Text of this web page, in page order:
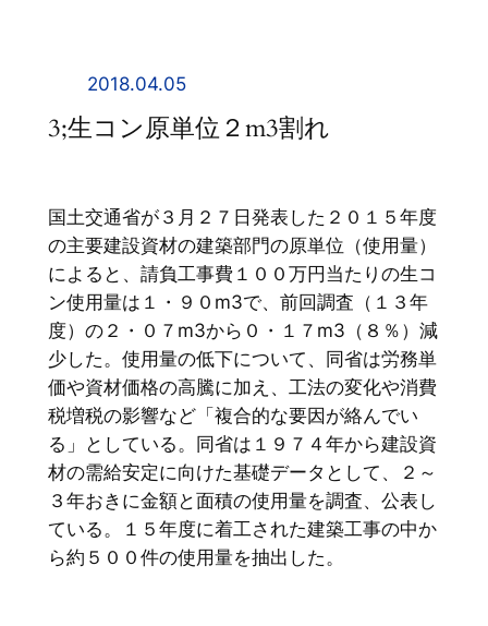
2018.04.05
3;生コン原単位２m3割れ
国土交通省が３月２７日発表した２０１５年度
の主要建設資材の建築部門の原単位（使用量）
によると、請負工事費１００万円当たりの生コ
ン使用量は１・９０m3で、前回調査（１３年
度）の２・０７m3から０・１７m3（８％）減
少した。使用量の低下について、同省は労務単
価や資材価格の高騰に加え、工法の変化や消費
税増税の影響など「複合的な要因が絡んでい
る」としている。同省は１９７４年から建設資
材の需給安定に向けた基礎データとして、２～
３年おきに金額と面積の使用量を調査、公表し
ている。１５年度に着工された建築工事の中か
ら約５００件の使用量を抽出した。